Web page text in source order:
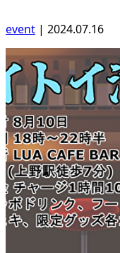
event | 2024.07.16